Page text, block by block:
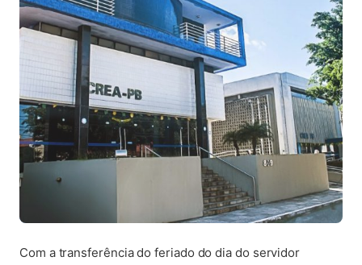
Com a transferência do feriado do dia do servidor